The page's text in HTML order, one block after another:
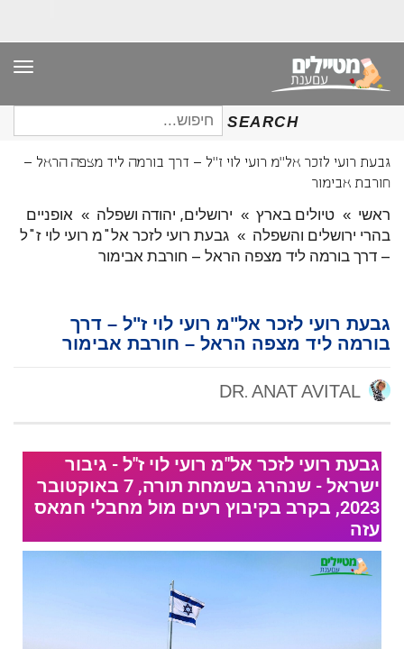
SEARCH
חיפוש
עבור:
גבעת רועי לזכר אל"מ רועי לוי ז"ל – דרך בורמה ליד מצפה הראל –
חורבת אבימור
ראשי » טיולים בארץ » ירושלים, יהודה ושפלה » אופניים
בהרי ירושלים והשפלה » גבעת רועי לזכר אל"מ רועי לוי ז"ל
– דרך בורמה ליד מצפה הראל – חורבת אבימור
גבעת רועי לזכר אל"מ רועי לוי ז"ל – דרך
בורמה ליד מצפה הראל – חורבת אבימור
גבעת רועי לזכר אל"מ רועי לוי ז"ל - גיבור
ישראל - שנהרג בשמחת תורה, 7 באוקטובר
2023, בקרב בקיבוץ רעים מול מחבלי חמאס
עזה